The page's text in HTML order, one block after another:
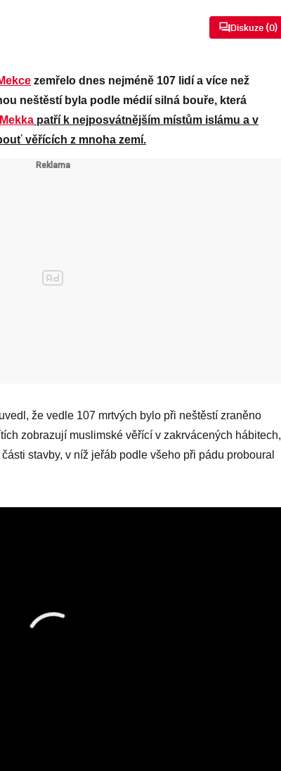
Diskuze (0)
zemřelo dnes nejméně 107 lidí a více než
neštěstí byla podle médií silná bouře, která
Mekka patří k nejposvátnějším místům islámu a v
věřících z mnoha zemí.
že vedle 107 mrtvých bylo při neštěstí zraněno
zobrazují muslimské věřící v zakrvácených hábitech,
stavby, v níž jeřáb podle všeho při pádu proboural